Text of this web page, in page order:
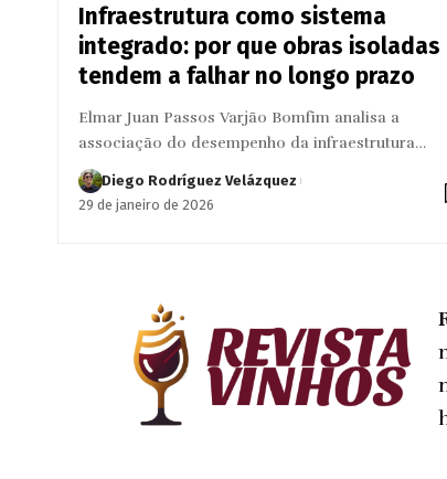
Infraestrutura como sistema
integrado: por que obras isoladas
tendem a falhar no longo prazo
Elmar Juan Passos Varjão Bomfim analisa a
associação do desempenho da infraestrutura…
Diego Rodríguez Velázquez
29 de janeiro de 2026